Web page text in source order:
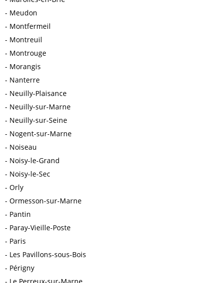
Meudon
Montfermeil
Montreuil
Montrouge
Morangis
Nanterre
Neuilly-Plaisance
Neuilly-sur-Marne
Neuilly-sur-Seine
Nogent-sur-Marne
Noiseau
Noisy-le-Grand
Noisy-le-Sec
Orly
Ormesson-sur-Marne
Pantin
Paray-Vieille-Poste
Paris
Les Pavillons-sous-Bois
Périgny